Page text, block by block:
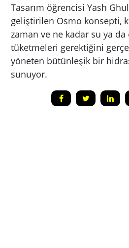
Tasarım öğrencisi Yash
geliştirilen Osmo konsepti,
zaman ve ne kadar su ya
tüketmeleri gerektiğini
yöneten bütünleşik bir
sunuyor.